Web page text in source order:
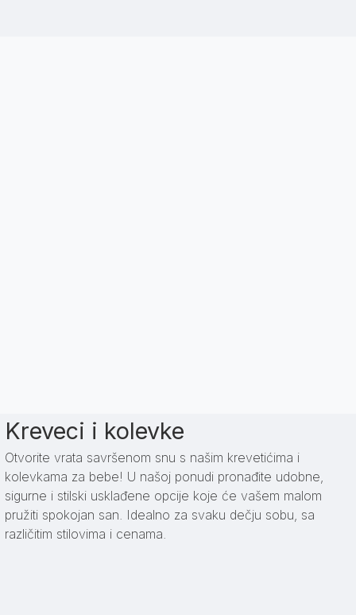
Kreveci i kolevke
Otvorite vrata savršenom snu s našim krevetićima i
kolevkama za bebe! U našoj ponudi pronađite udobne,
sigurne i stilski usklađene opcije koje će vašem malom
pružiti spokojan san. Idealno za svaku dečju sobu, sa
različitim stilovima i cenama.